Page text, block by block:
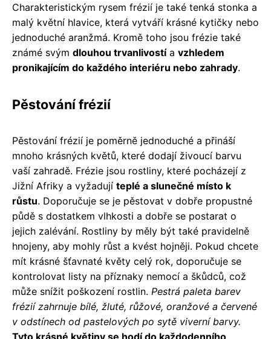
Charakteristickým rysem frézií je také tenká stonka a
malý květní hlavice, která vytváří krásné kytičky nebo
jednoduché aranžmá. Kromě toho jsou frézie také
známé svým dlouhou trvanlivostía vzhledem
pronikajícím do každého interiéru nebo zahrady.
Pěstování frézií
Pěstování frézií je poměrně jednoduché a přináší
mnoho krásných květů, které dodají živoucí barvu
vaší zahradě. Frézie jsou rostliny, které pocházejí z
Jižní Afriky a vyžadují teplé a slunečné místo k
růstu. Doporučuje se je pěstovat v dobře propustné
půdě s dostatkem vlhkosti a dobře se postarat o
jejich zalévání. Rostliny by měly být také pravidelně
hnojeny, aby mohly růst a kvést hojněji. Pokud chcete
mít krásné šťavnaté květy celý rok, doporučuje se
kontrolovat listy na příznaky nemocí a škůdců, což
může snížit poškození rostlin. Pestrá paleta barev
frézií zahrnuje bílé, žluté, růžové, oranžové a červené
v odstínech od pastelových po sytě viverní barvy.
Tyto krásné květiny se hodí do každodenního